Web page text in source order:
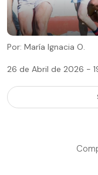
Por: María Ignacia O.
26 de Abril de 2026 -